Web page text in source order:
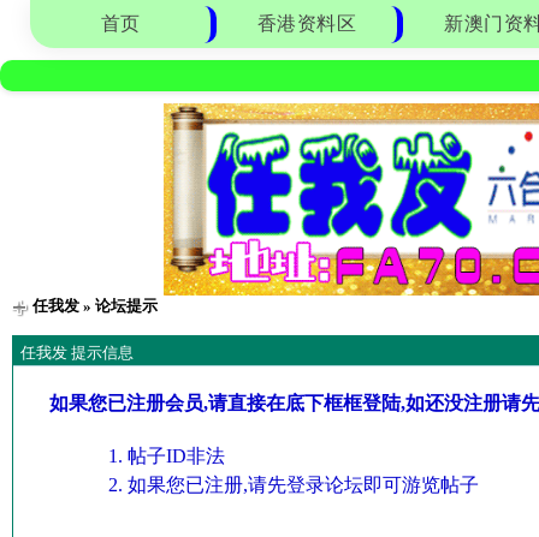
首页 香港资料区 新澳门资
任我发» 论坛提示
任我发 提示信息
如果您已注册会员,请直接在底下框框登陆,如还没注册请
帖子ID非法
如果您已注册,请先登录论坛即可游览帖子